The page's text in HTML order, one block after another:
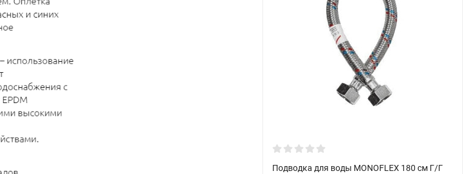
Подводка для воды MONOFLEX 180 см Г/Г